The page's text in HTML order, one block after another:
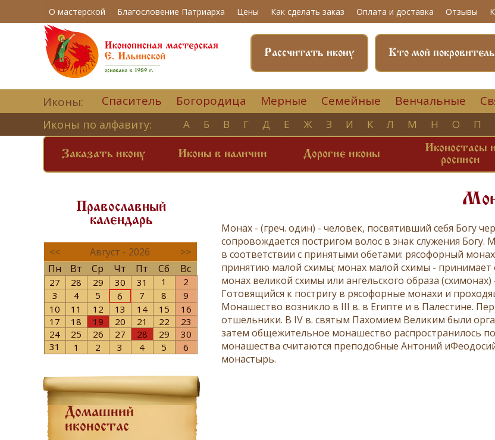
О мастерской Благословение Патриарха Цены Как сделать заказ Оплата и доставка Отзывы
Кто мой
Рассчитать икону
Иконы: Спаситель Богородица Мерные Семейные Венчальные
Иконы по алфавиту: А Б В Г Д Е Ж З И К Л М Н О П
Заказать икону Иконы в наличии Дорогие иконы
Иконостасы
росписи
Православный
календарь
<< Август - 2026
>>
Пн
Вт Ср Чт Пт Сб Вс
27 28 29 30 31 1
2
3
4 5 6 7 8
9
10
11 12 13 14 15
16
17
18 19 20 21 22
23
24
25 26 27 28 29
30
31
1 2 3 4 5 6
Домашний
иконостас
Монах - (греч. один) - человек, посвятивший себя Богу
сопровождается постригом волос в знак служения
в соответствии с принятыми обетами: рясофорный
принятию малой схимы; монах малой схимы - принимает
монах великой схимы или ангельского образа (схимонах)
Готовящийся к постригу в рясофорные монахи и
Монашество возникло в III в. в Египте и в Палестине.
отшельники. В IV в. святым Пахомием Великим были
затем общежительное монашество распространилось
монашества считаются преподобные Антоний и
монастырь.